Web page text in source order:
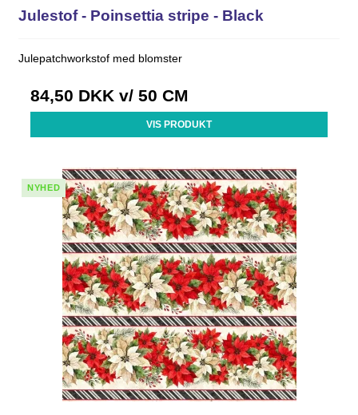
Julestof - Poinsettia stripe - Black
Julepatchworkstof med blomster
84,50 DKK v/ 50 CM
VIS PRODUKT
NYHED